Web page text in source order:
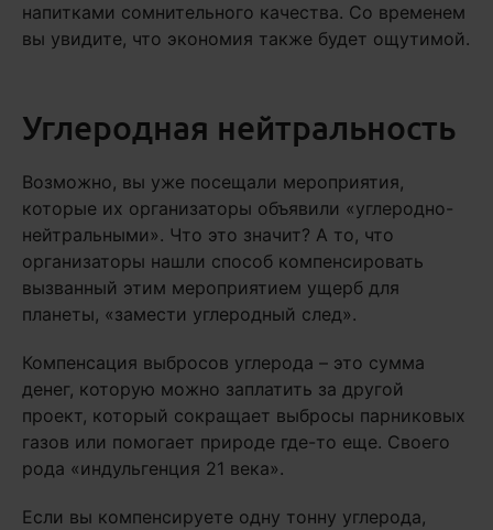
напитками сомнительного качества. Со временем
вы увидите, что экономия также будет ощутимой.
Углеродная нейтральность
Возможно, вы уже посещали мероприятия,
которые их организаторы объявили «углеродно-
нейтральными». Что это значит? А то, что
организаторы нашли способ компенсировать
вызванный этим мероприятием ущерб для
планеты, «замести углеродный след».
Компенсация выбросов углерода – это сумма
денег, которую можно заплатить за другой
проект, который сокращает выбросы парниковых
газов или помогает природе где-то еще. Своего
рода «индульгенция 21 века».
Если вы компенсируете одну тонну углерода,